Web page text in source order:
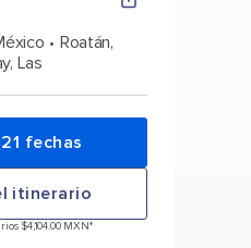
Roatán,
Las
fechas
itinerario
$4,104.00 MXN*